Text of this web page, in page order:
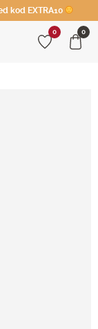
kod EXTRA10
0 0